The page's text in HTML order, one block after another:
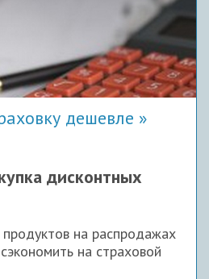
дешевле
дисконтных
на распродажах
на страховой